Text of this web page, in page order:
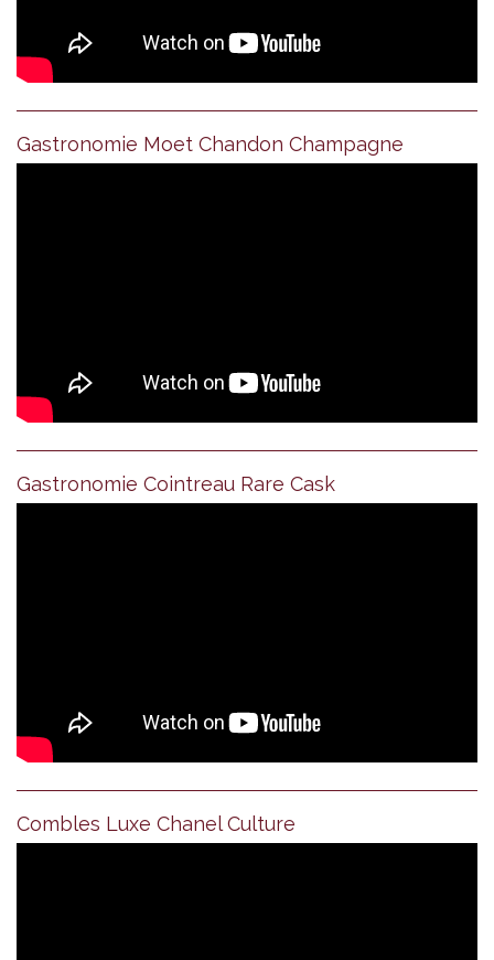
Gastronomie Moet Chandon Champagne
Gastronomie Cointreau Rare Cask
Combles Luxe Chanel Culture